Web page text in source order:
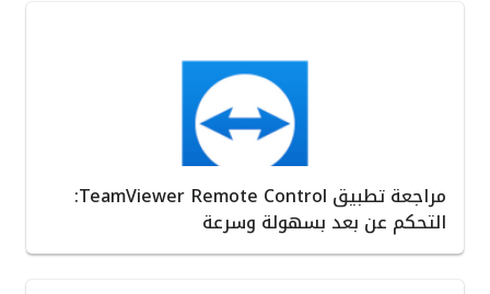
مراجعة تطبيق TeamViewer Remote Control:
التحكم عن بعد بسهولة وسرعة